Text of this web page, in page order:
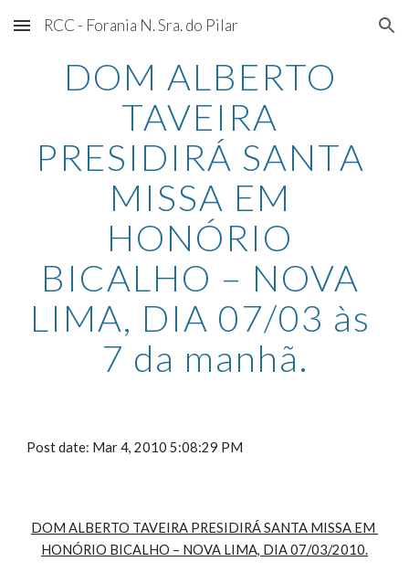
Skip to main content Skip to navigation
RCC - Forania N. Sra. do Pilar
DOM ALBERTO
TAVEIRA
PRESIDIRÁ SANTA
MISSA EM
HONÓRIO
BICALHO – NOVA
LIMA, DIA 07/03 às
7 da manhã.
Post date: Mar 4, 2010 5:08:29 PM
DOM ALBERTO TAVEIRA PRESIDIRÁ SANTA MISSA EM
HONÓRIO BICALHO – NOVA LIMA, DIA 07/03/2010.